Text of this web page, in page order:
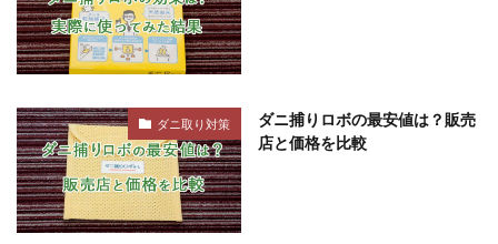
ダニ取り対策
ダニ捕りロボの最安値は？販売
店と価格を比較